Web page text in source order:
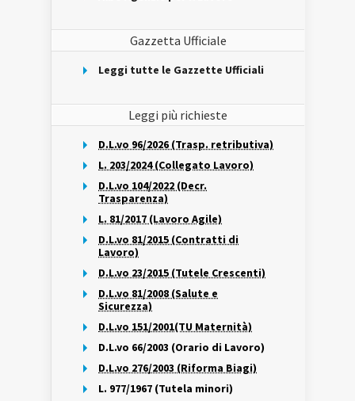
Gazzetta Ufficiale
Leggi tutte le Gazzette Ufficiali
Leggi più richieste
D.L.vo 96/2026 (Trasp. retributiva)
L. 203/2024 (Collegato Lavoro)
D.L.vo 104/2022 (Decr.
Trasparenza)
L. 81/2017 (Lavoro Agile)
D.L.vo 81/2015 (Contratti di
Lavoro)
D.L.vo 23/2015 (Tutele Crescenti)
D.L.vo 81/2008 (Salute e
Sicurezza)
D.L.vo 151/2001(TU Maternità)
D.L.vo 66/2003 (Orario di Lavoro)
D.L.vo 276/2003 (Riforma Biagi)
L. 977/1967 (Tutela minori)